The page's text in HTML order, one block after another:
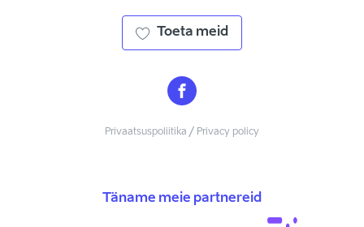
Toeta meid
Privaatsuspoliitika / Privacy policy
Täname meie partnereid